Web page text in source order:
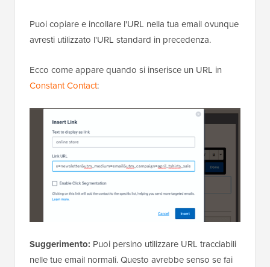
Puoi copiare e incollare l'URL nella tua email ovunque
avresti utilizzato l'URL standard in precedenza.
Ecco come appare quando si inserisce un URL in
Constant Contact:
Suggerimento: Puoi persino utilizzare URL tracciabili
nelle tue email normali. Questo avrebbe senso se fai